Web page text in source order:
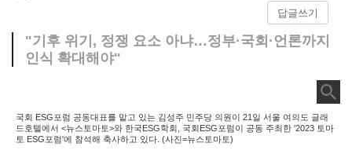
답글쓰기
"기후 위기, 정쟁 요소 아냐…정부·국회·언론까지
인식 확대해야"
국회 ESG포럼 공동대표를 맡고 있는 김성주 민주당 의원이 21일 서울 여의도 글래
드호텔에서 <뉴스토마토>와 한국ESG학회, 국회ESG포럼이 공동 주최한 '2023 토마
토 ESG포럼'에 참석해 축사하고 있다. (사진=뉴스토마토)